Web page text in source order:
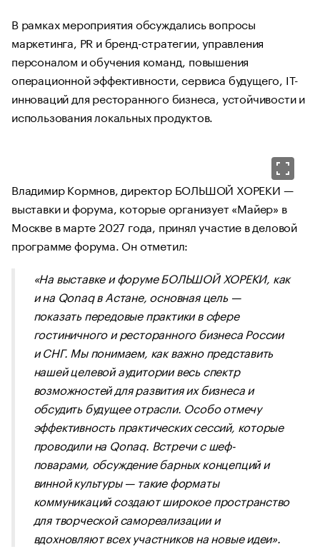
В рамках мероприятия обсуждались вопросы
маркетинга, PR и бренд-стратегии, управления
персоналом и обучения команд, повышения
операционной эффективности, сервиса будущего, IT-
инноваций для ресторанного бизнеса, устойчивости и
использования локальных продуктов.
Владимир Кормнов, директор БОЛЬШОЙ ХОРЕКИ —
выставки и форума, которые организует «Майер» в
Москве в марте 2027 года, принял участие в деловой
программе форума. Он отметил:
«На выставке и форуме БОЛЬШОЙ ХОРЕКИ, как
и на Qonaq в Астане, основная цель —
показать передовые практики в сфере
гостиничного и ресторанного бизнеса России
и СНГ. Мы понимаем, как важно представить
нашей целевой аудитории весь спектр
возможностей для развития их бизнеса и
обсудить будущее отрасли. Особо отмечу
эффективность практических сессий, которые
проводили на Qonaq. Встречи с шеф-
поварами, обсуждение барных концепций и
винной культуры — такие форматы
коммуникаций создают широкое пространство
для творческой самореализации и
вдохновляют всех участников на новые идеи».